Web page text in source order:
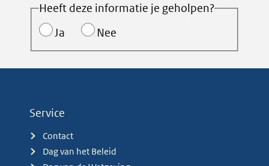
Heeft deze informatie je geholpen?
Ja
Nee
Service
Contact
Dag van het Beleid